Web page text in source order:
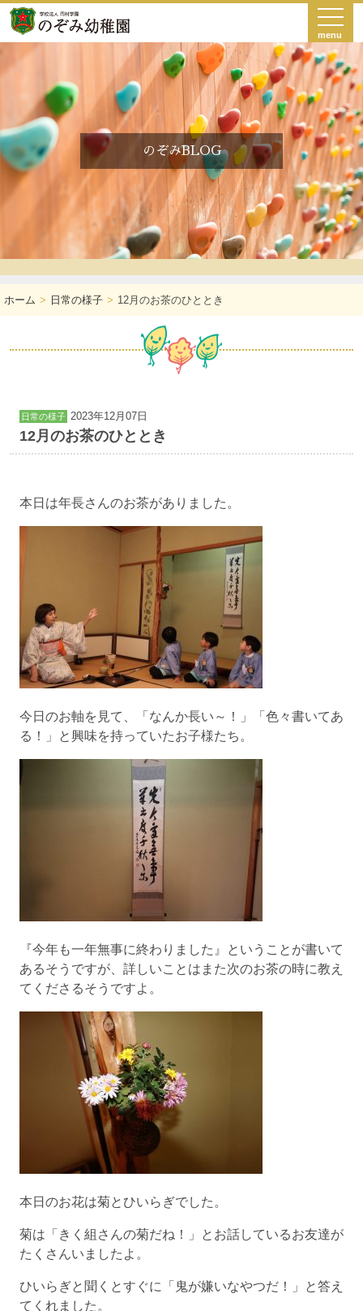
menu
のぞみBLOG
ホーム 日常の様子 12月のお茶のひととき
日常の様子 2023年12月07日
12月のお茶のひととき
本日は年長さんのお茶がありました。
今日のお軸を見て、「なんか長い～！」「色々書いてあ
る！」と興味を持っていたお子様たち。
『今年も一年無事に終わりました』ということが書いて
あるそうですが、詳しいことはまた次のお茶の時に教え
てくださるそうですよ。
本日のお花は菊とひいらぎでした。
菊は「きく組さんの菊だね！」とお話しているお友達が
たくさんいましたよ。
ひいらぎと聞くとすぐに「鬼が嫌いなやつだ！」と答え
てくれました。